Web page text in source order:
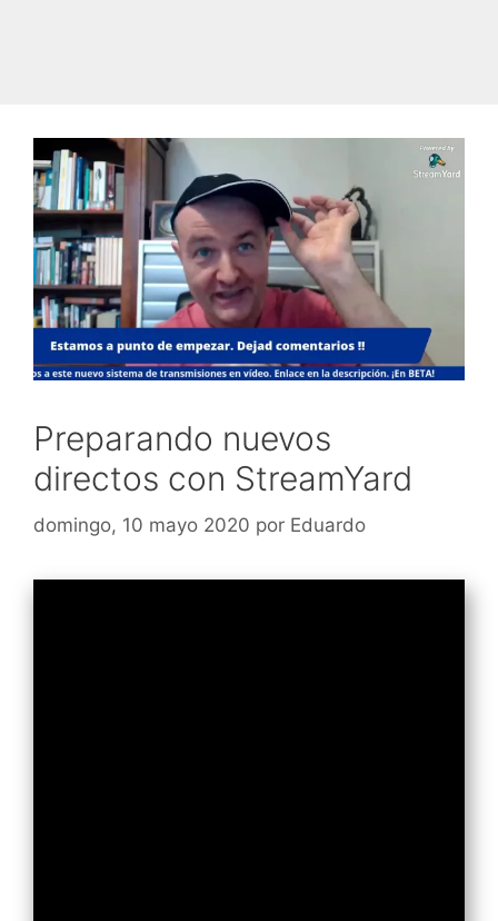
Preparando nuevos
directos con StreamYard
domingo, 10 mayo 2020 por Eduardo